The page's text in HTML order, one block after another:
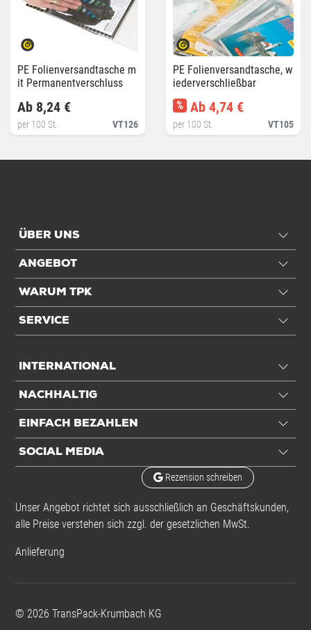
PE Folienversandtasche m
it Permanentverschluss
VT126
Ab 8,24 €
per 100 St.
PE Folienversandtasche, w
iederverschließbar
VT105
% Ab 4,74 €
per 100 St.
ÜBER UNS
ANGEBOT
WARUM TPK
SERVICE
INTERNATIONAL
NACHHALTIG
EINFACH BEZAHLEN
SOCIAL MEDIA
Rezension schreiben
Unser Angebot richtet sich ausschließlich an Geschäftskunden,
alle Preise verstehen sich zzgl. der gesetzlichen MwSt.
Anlieferung
© 2026 TransPack-Krumbach KG